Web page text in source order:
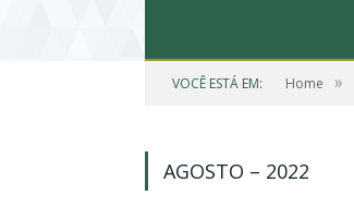
VOCÊ ESTÁ EM: Home »
AGOSTO – 2022